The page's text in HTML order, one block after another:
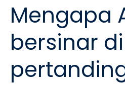
Mengapa
bersinar di